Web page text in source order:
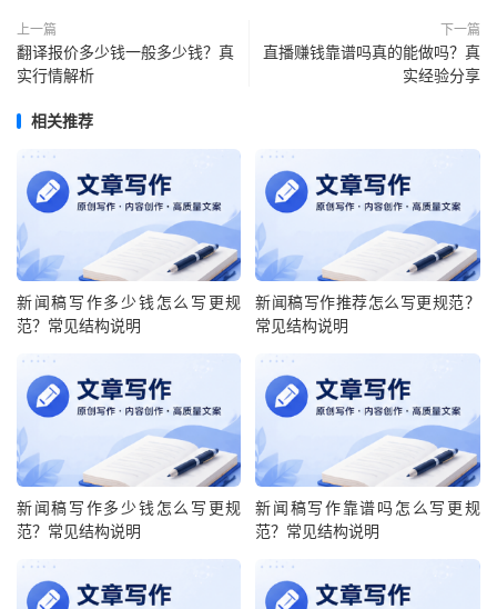
上一篇
翻译报价多少钱一般多少钱？真
实行情解析
下一篇
直播赚钱靠谱吗真的能做吗？真
实经验分享
相关推荐
新闻稿写作多少钱怎么写更规
范？常见结构说明
新闻稿写作推荐怎么写更规范？
常见结构说明
新闻稿写作多少钱怎么写更规
范？常见结构说明
新闻稿写作靠谱吗怎么写更规
范？常见结构说明